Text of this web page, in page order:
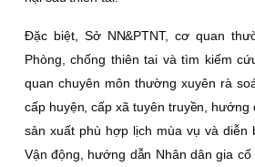
Ðặc biệt, Sở NN&PTNT, cơ quan
Phòng, chống thiên tai và tìm kiếm
quan chuyên môn thường xuyên rà
cấp huyện, cấp xã tuyên truyền,
sản xuất phù hợp lịch mùa vụ và diễn
Vận động, hướng dẫn Nhân dân gia